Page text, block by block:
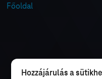
Főoldal
Hozzájárulás a